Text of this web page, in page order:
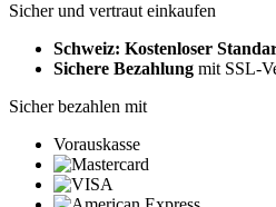
Sicher und vertraut einkaufen
Schweiz: Kostenloser
Sichere Bezahlung mit SSL-
Sicher bezahlen mit
Vorauskasse